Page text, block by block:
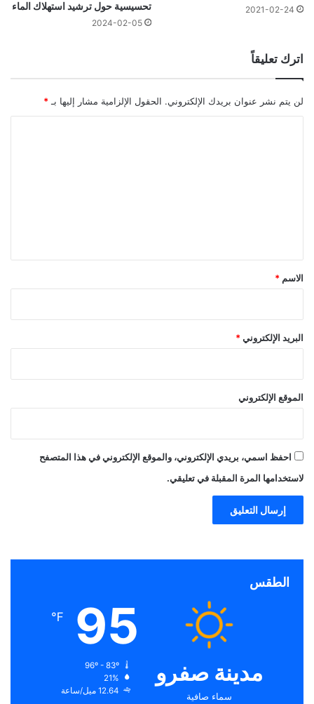
2021-02-24 تحسيسية حول ترشيد استهلاك الماء
2024-02-05
اترك تعليقاً
لن يتم نشر عنوان بريدك الإلكتروني. الحقول الإلزامية مشار إليها بـ *
*
الاسم *
البريد الإلكتروني *
الموقع الإلكتروني
احفظ اسمي، بريدي الإلكتروني، والموقع الإلكتروني في هذا المتصفح
لاستخدامها المرة المقبلة في تعليقي.
الطقس
مدينة صفرو
سماء صافية
95
℉
21%
12.64 ميل/ساعة